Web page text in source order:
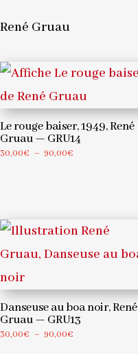
—
GRU12
René Gruau
Le rouge baiser, 1949, René
Gruau — GRU14
30,00€ – 90,00€
90,00€
Danseuse au boa noir, René
Gruau — GRU13
30,00€ – 90,00€